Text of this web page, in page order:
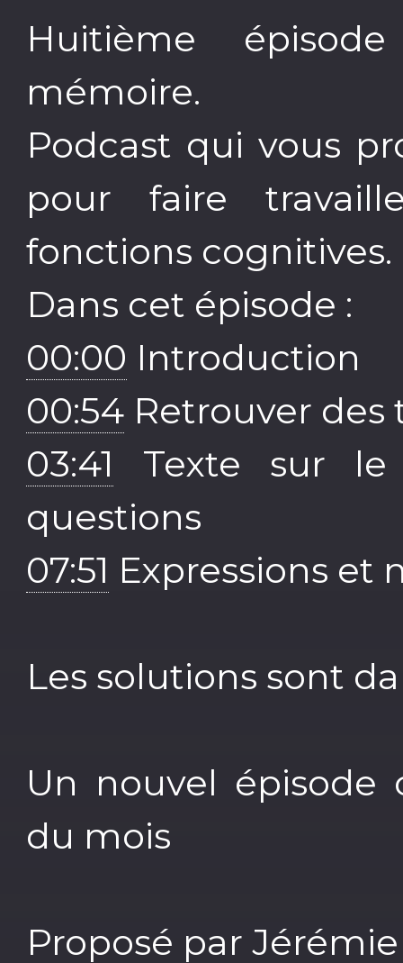
Huitième
mémoire.
Podcast qui vous
pour faire
fonctions cognitives.
Dans cet épisode :
00:00 Introduction
00:54 Retrouver
03:41 Texte sur
questions
07:51 Expressions et
Les solutions sont
Un nouvel épisode
du mois
Proposé par